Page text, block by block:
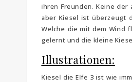
ihren Freunden. Keine
aber Kiesel ist überzeugt
Welche die mit dem Wind
gelernt und die kleine
Illustrationen:
Kiesel die Elfe 3 ist wie